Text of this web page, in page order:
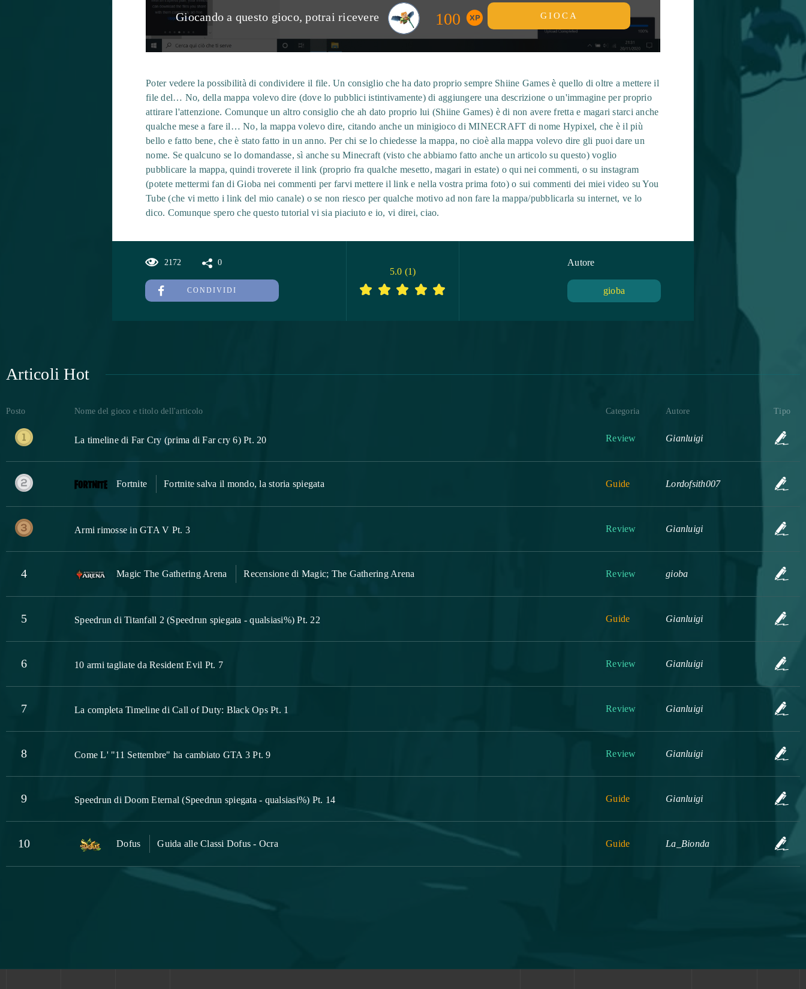
Giocando a questo gioco, potrai ricevere 100 GIOCA
Poter vedere la possibilità di condividere il file. Un consiglio che ha dato proprio sempre Shiine Games è quello di oltre a mettere il
file del… No, della mappa volevo dire (dove lo pubblici istintivamente) di aggiungere una descrizione o un'immagine per proprio
attirare l'attenzione. Comunque un altro consiglio che ah dato proprio lui (Shiine Games) è di non avere fretta e magari starci anche
qualche mese a fare il… No, la mappa volevo dire, citando anche un minigioco di MINECRAFT di nome Hypixel, che è il più
bello e fatto bene, che è stato fatto in un anno. Per chi se lo chiedesse la mappa, no cioè alla mappa volevo dire gli puoi dare un
nome. Se qualcuno se lo domandasse, sì anche su Minecraft (visto che abbiamo fatto anche un articolo su questo) voglio
pubblicare la mappa, quindi troverete il link (proprio fra qualche mesetto, magari in estate) o qui nei commenti, o su instagram
(potete mettermi fan di Gioba nei commenti per farvi mettere il link e nella vostra prima foto) o sui commenti dei miei video su You
Tube (che vi metto i link del mio canale) o se non riesco per qualche motivo ad non fare la mappa/pubblicarla su internet, ve lo
dico. Comunque spero che questo tutorial vi sia piaciuto e io, vi direi, ciao.
2172 0
CONDIVIDI
5.0 (1)
Autore
gioba
Articoli Hot
Posto Nome del gioco e titolo dell'articolo Categoria Autore Tipo
La timeline di Far Cry (prima di Far cry 6) Pt. 20 Review Gianluigi
Fortnite Fortnite salva il mondo, la storia spiegata Guide Lordofsith007
Armi rimosse in GTA V Pt. 3 Review Gianluigi
4 Magic The Gathering Arena Recensione di Magic; The Gathering Arena Review gioba
5 Speedrun di Titanfall 2 (Speedrun spiegata - qualsiasi%) Pt. 22 Guide Gianluigi
6 10 armi tagliate da Resident Evil Pt. 7 Review Gianluigi
7 La completa Timeline di Call of Duty: Black Ops Pt. 1 Review Gianluigi
8 Come L' "11 Settembre" ha cambiato GTA 3 Pt. 9 Review Gianluigi
9 Speedrun di Doom Eternal (Speedrun spiegata - qualsiasi%) Pt. 14 Guide Gianluigi
10 Dofus Guida alle Classi Dofus - Ocra Guide La_Bionda